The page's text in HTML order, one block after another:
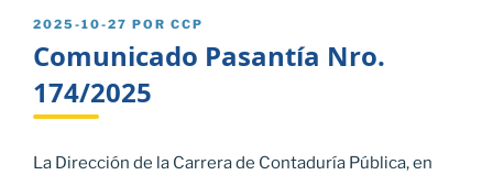
PUBLICADO
2025-10-27 POR CCP
Comunicado Pasantía Nro.
174/2025
La Dirección de la Carrera de Contaduría Pública, en